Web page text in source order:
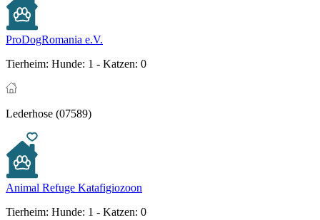
ProDogRomania e.V.
Tierheim: Hunde: 1 - Katzen: 0
Lederhose (07589)
Animal Refuge Katafigiozoon
Tierheim: Hunde: 1 - Katzen: 0